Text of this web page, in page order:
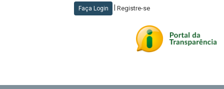
Faça Login Registre-se